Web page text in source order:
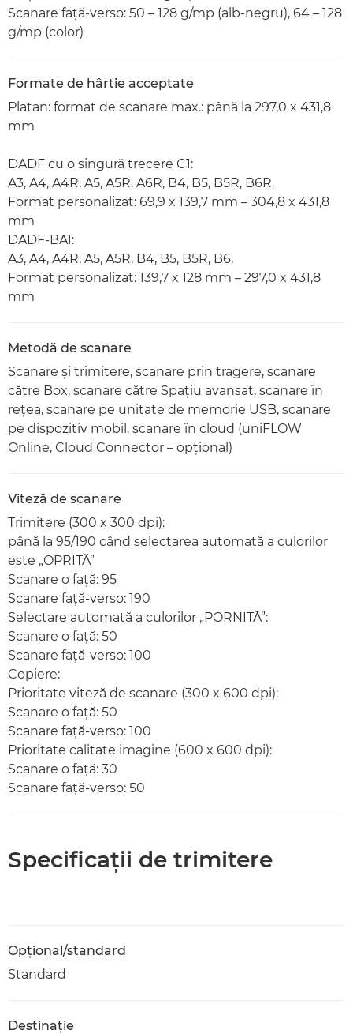
Scanare faţă-verso: 50 – 128 g/mp (alb-negru), 64 – 128
g/mp (color)
Formate de hârtie acceptate
Platan: format de scanare max.: până la 297,0 x 431,8
mm
DADF cu o singură trecere C1:
A3, A4, A4R, A5, A5R, A6R, B4, B5, B5R, B6R,
Format personalizat: 69,9 x 139,7 mm – 304,8 x 431,8
mm
DADF-BA1:
A3, A4, A4R, A5, A5R, B4, B5, B5R, B6,
Format personalizat: 139,7 x 128 mm – 297,0 x 431,8
mm
Metodă de scanare
Scanare şi trimitere, scanare prin tragere, scanare
către Box, scanare către Spaţiu avansat, scanare în
reţea, scanare pe unitate de memorie USB, scanare
pe dispozitiv mobil, scanare în cloud (uniFLOW
Online, Cloud Connector – opţional)
Viteză de scanare
Trimitere (300 x 300 dpi):
până la 95/190 când selectarea automată a culorilor
este „OPRITĂ”
Scanare o faţă: 95
Scanare faţă-verso: 190
Selectare automată a culorilor „PORNITĂ”:
Scanare o faţă: 50
Scanare faţă-verso: 100
Copiere:
Prioritate viteză de scanare (300 x 600 dpi):
Scanare o faţă: 50
Scanare faţă-verso: 100
Prioritate calitate imagine (600 x 600 dpi):
Scanare o faţă: 30
Scanare faţă-verso: 50
Specificaţii de trimitere
Opţional/standard
Standard
Destinaţie